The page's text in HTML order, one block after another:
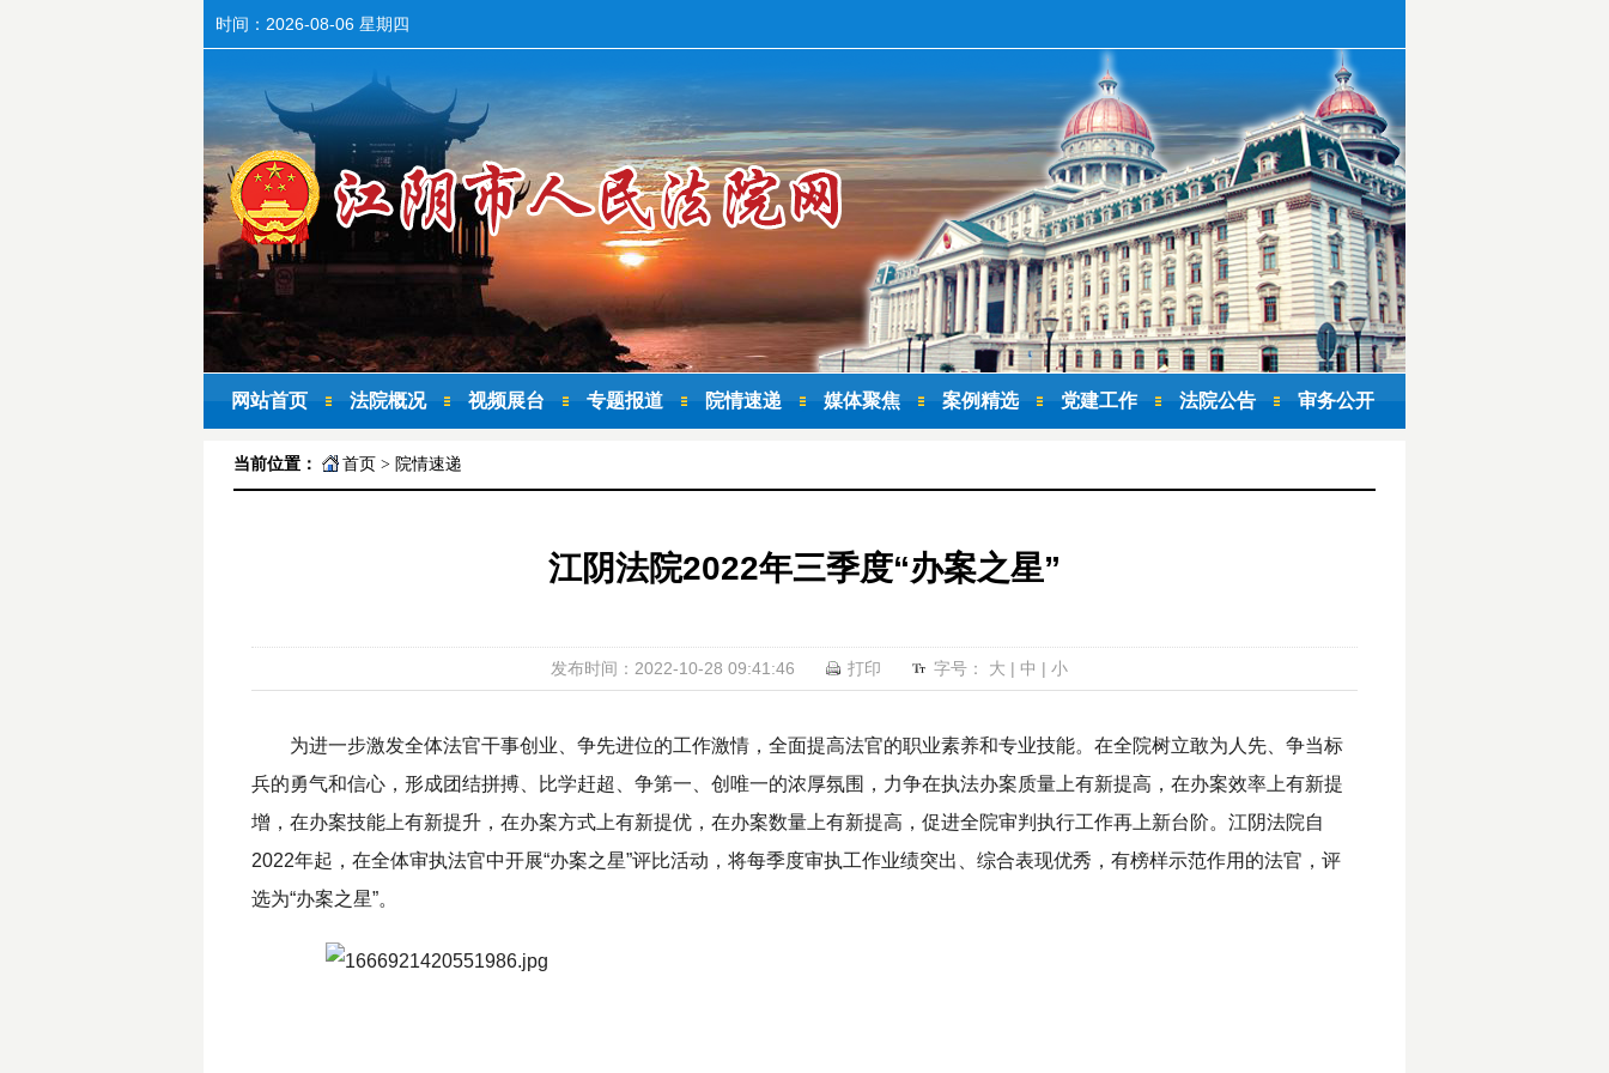
时间： 2026-08-06 星期四
网站首页 法院概况 视频展台 专题报道 院情速递 媒体聚焦 案例精选 党建工作 法院公告 审务公开
当前位置： 首页 > 院情速递
江阴法院2022年三季度“办案之星”
发布时间：2022-10-28 09:41:46 打印 字号： 大 | 中 | 小
为进一步激发全体法官干事创业、争先进位的工作激情，全面提高法官的职业素养和专业技能。在全院树立敢为人先、争当标
兵的勇气和信心，形成团结拼搏、比学赶超、争第一、创唯一的浓厚氛围，力争在执法办案质量上有新提高，在办案效率上有新提
增，在办案技能上有新提升，在办案方式上有新提优，在办案数量上有新提高，促进全院审判执行工作再上新台阶。江阴法院自
2022年起，在全体审执法官中开展“办案之星”评比活动，将每季度审执工作业绩突出、综合表现优秀，有榜样示范作用的法官，评
选为“办案之星”。